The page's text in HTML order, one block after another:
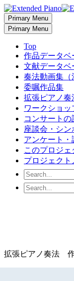
Primary Menu
Primary Menu
Top
作品データベ
文献データベ
奏法動画集（
委嘱作品集
拡張ピアノ奏
ワークショッ
コンサートの
座談会・シ
アンケート・
このプロジェ
プロジェクト
拡張ピアノ奏法